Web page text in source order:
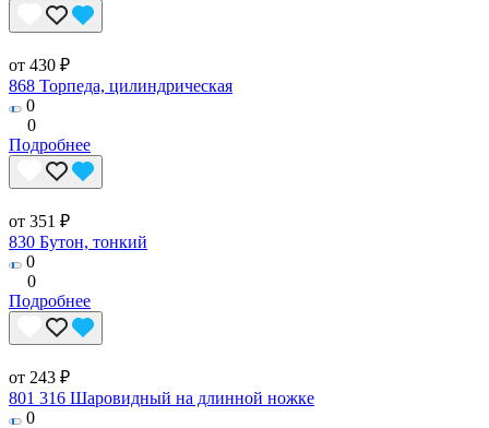
от 430 ₽
868 Торпеда, цилиндрическая
0
0
Подробнее
от 351 ₽
830 Бутон, тонкий
0
0
Подробнее
от 243 ₽
801 316 Шаровидный на длинной ножке
0